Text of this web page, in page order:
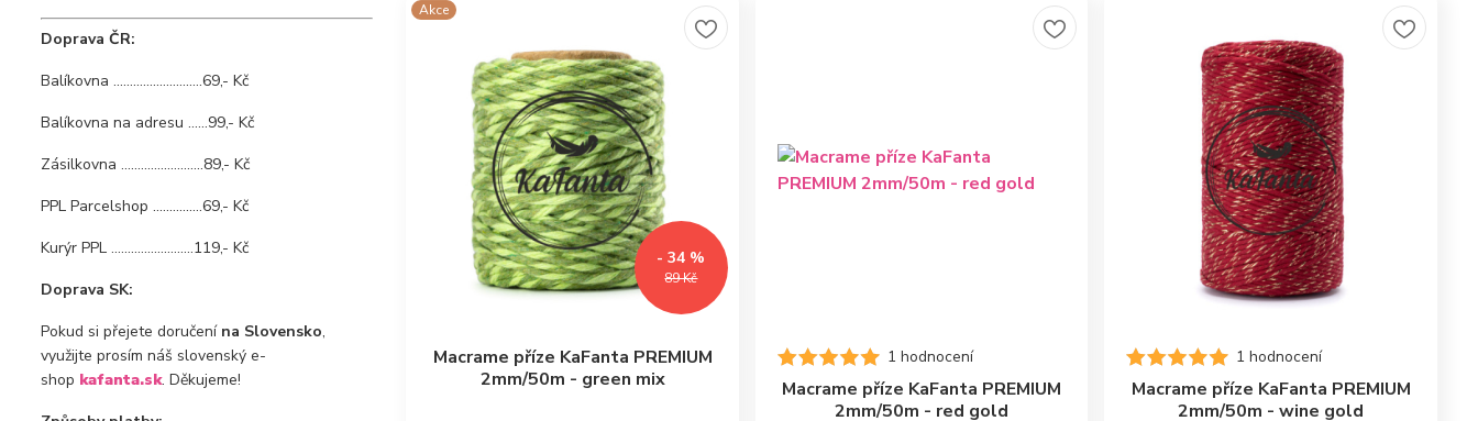
Akce
89 Kč
- 34 %
Macrame příze KaFanta PREMIUM
2mm/50m - green mix
1 hodnocení
Macrame příze KaFanta PREMIUM
2mm/50m - red gold
1 hodnocení
Macrame příze KaFanta PREMIUM
2mm/50m - wine gold
Doprava ČR:
Balíkovna ...........................69,- Kč
Balíkovna na adresu ......99,- Kč
Zásilkovna .........................89,- Kč
PPL Parcelshop ...............69,- Kč
Kurýr PPL .........................119,- Kč
Doprava SK:
Pokud si přejete doručení na Slovensko,
využijte prosím náš slovenský e-
shop kafanta.sk. Děkujeme!